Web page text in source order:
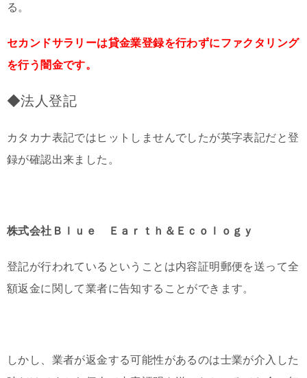
る。
セカンドサラリーは貸金業登録を行わずにファクタリング
を行う闇金です。
◆法人登記
カタカナ表記ではヒットしませんでしたが英字表記だと登
録が確認出来ました。
株式会社Ｂｌｕｅ Ｅａｒｔｈ＆Ｅｃｏｌｏｇｙ
登記が行われているということは内容証明郵便を送って全
額返金に関して業者に告知することができます。
しかし、業者が返金する可能性があるのは士業が介入した